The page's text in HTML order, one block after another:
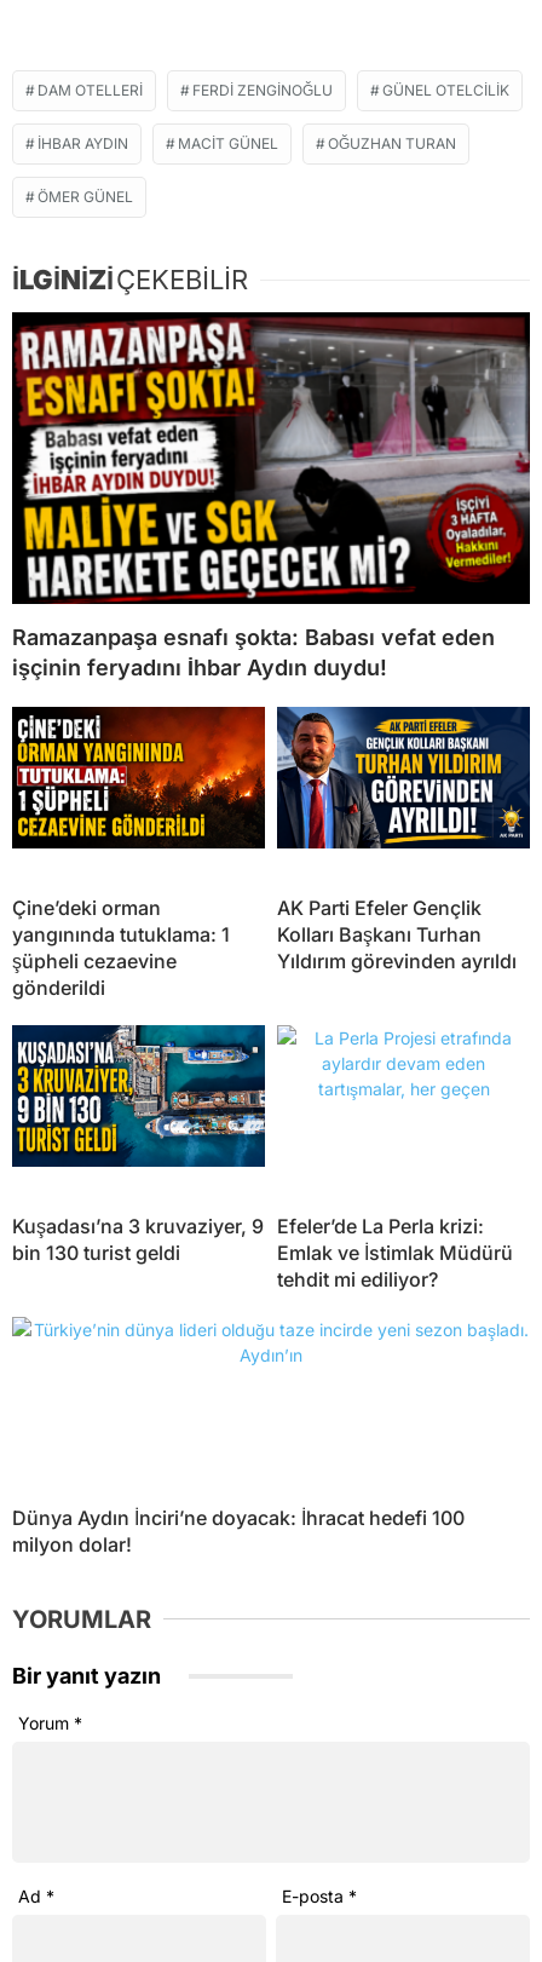
DAM OTELLERI FERDI ZENGINOĞLU GÜNEL OTELCILIK
İHBAR AYDIN MACIT GÜNEL OĞUZHAN TURAN
ÖMER GÜNEL
İLGİNİZİÇEKEBİLİR
Ramazanpaşa esnafı şokta: Babası vefat eden
işçinin feryadını İhbar Aydın duydu!
Çine’deki orman
yangınında tutuklama: 1
şüpheli cezaevine
gönderildi
AK Parti Efeler Gençlik
Kolları Başkanı Turhan
Yıldırım görevinden ayrıldı
Kuşadası’na 3 kruvaziyer, 9
bin 130 turist geldi
Efeler’de La Perla krizi:
Emlak ve İstimlak Müdürü
tehdit mi ediliyor?
Dünya Aydın İnciri’ne doyacak: İhracat hedefi 100
milyon dolar!
YORUMLAR
Bir yanıt yazın
Yorum *
Ad * E-posta *